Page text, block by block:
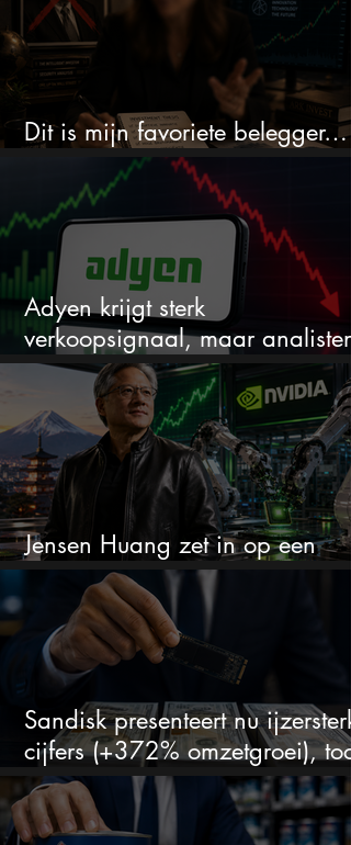
Dit is mijn favoriete belegger…
en het is niet Warren Buffett
Adyen krijgt sterk
verkoopsignaal, maar analisten
zien juist een koopkans
Jensen Huang zet in op een
aandeel dat bijna niemand kent
Sandisk presenteert nu
cijfers (+372% omzetgroei), toch
zakt het aandeel weg